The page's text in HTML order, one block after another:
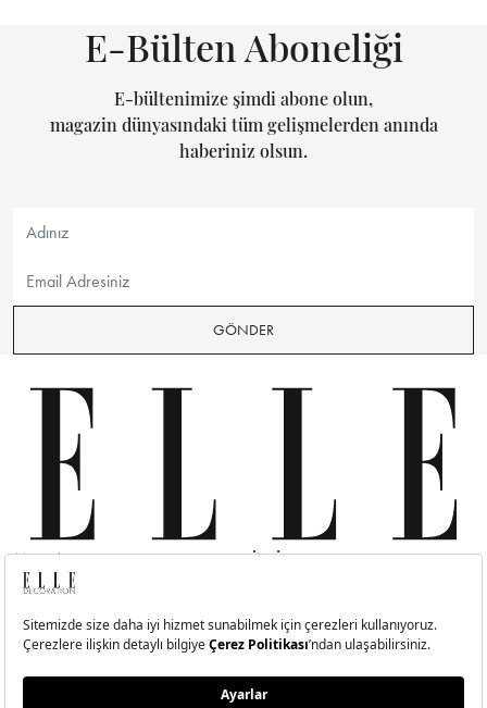
E-Bülten Aboneliği
E-bültenimize şimdi abone olun,
magazin dünyasındaki tüm gelişmelerden anında
haberiniz olsun.
GÖNDER
MODA
Moda Haberleri
Stil
ETKLINLIK
Cilt